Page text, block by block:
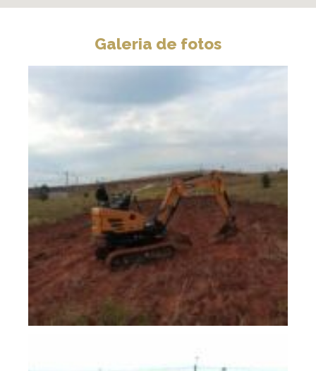
Galeria de fotos